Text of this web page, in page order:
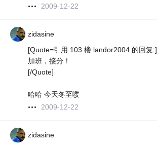
2009-12-22
zidasine
[Quote=引用 103 楼 landor2004 的回复:]
加班，接分！
[/Quote]
哈哈 今天冬至喽
2009-12-22
zidasine